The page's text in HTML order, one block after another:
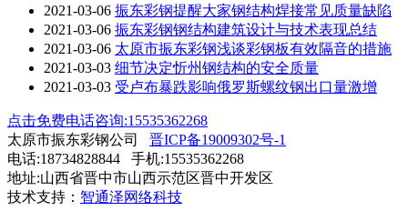
2021-03-06 振东彩钢提醒大家钢结构焊接常见质量缺陷
2021-03-06 振东彩钢钢结构建筑设计与技术表现总结
2021-03-06 太原市振东彩钢浅谈彩钢板有效隔音的措施
2021-03-03 细节决定忻州钢结构的安全质量
2021-03-03 受卢布暴跌影响俄罗斯螺纹钢出口量激增
点击免费电话咨询:15535362268
太原市振东彩钢公司 晋ICP备19009302号-1
电话:18734828844 手机:15535362268
地址:山西省晋中市山西示范区晋中开发区
技术支持： 智通泽网络科技